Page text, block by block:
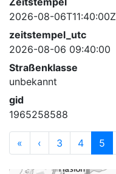
2026-08-06T11:40:00Z
zeitstempel_utc
2026-08-06 09:40:00
Straßenklasse
unbekannt
gid
1965258588
« ‹ 3 4 5